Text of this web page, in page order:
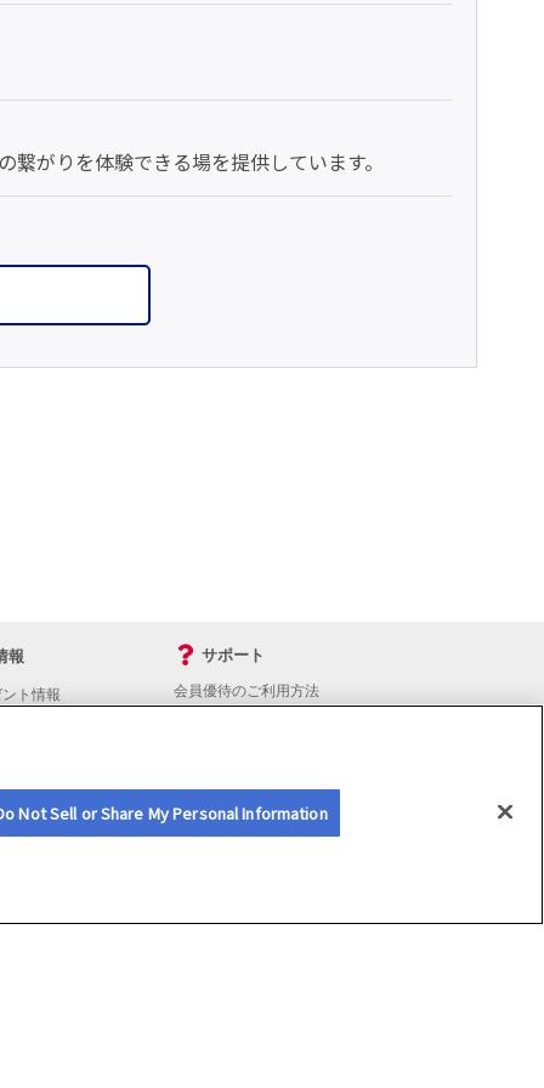
がりを体験できる場を提供しています。
報
ト情報
サポート
会員優待のご利用方法
会員優待サービスの提携をご検討の方へ
Not Sell or Share My Personal Information